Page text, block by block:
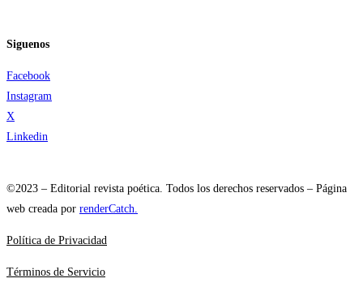
Siguenos
Facebook
Instagram
X
Linkedin
©2023 – Editorial revista poética. Todos los derechos reservados – Página
web creada por renderCatch.
Política de Privacidad
Términos de Servicio